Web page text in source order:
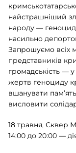
найстрашніший
народу — геноцид
насильно
Запрошуємо всіх
представників
громадськість —
жертв геноциду
вшанувати
висловити
18 травня, Сквер
14:00 до 20:00 —